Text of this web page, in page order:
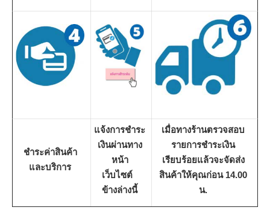
ชำระค่าสินค้า
และบริการ
แจ้งการชำระ
เงินผ่านทาง
หน้า
เว็บไซต์
ข้างล่างนี้
เมื่อทางร้านตรวจสอบ
รายการชำระเงิน
เรียบร้อยแล้วจะจัดส่ง
สินค้าให้คุณก่อน 14.00
น.